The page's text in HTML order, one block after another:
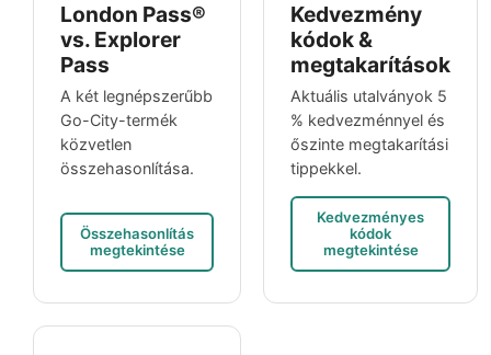
London Pass®
vs. Explorer
Pass
A két legnépszerűbb
Go-City-termék
közvetlen
összehasonlítása.
Összehasonlítás
megtekintése
Kedvezmény
kódok &
megtakarítások
Aktuális utalványok 5
% kedvezménnyel és
őszinte megtakarítási
tippekkel.
Kedvezményes
kódok
megtekintése